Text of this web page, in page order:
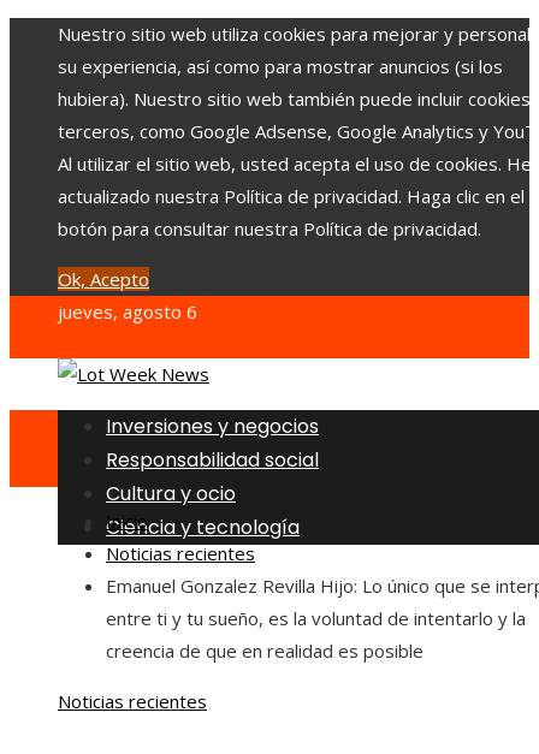
Nuestro sitio web utiliza cookies para mejorar y
su experiencia, así como para mostrar anuncios (si los
hubiera). Nuestro sitio web también puede incluir cookies
terceros, como Google Adsense, Google Analytics y
Al utilizar el sitio web, usted acepta el uso de cookies.
actualizado nuestra Política de privacidad. Haga clic en el
botón para consultar nuestra Política de privacidad.
Ok, Acepto
jueves, agosto 6
Inversiones y negocios
Responsabilidad social
Cultura y ocio
Ciencia y tecnología
Inicio
Noticias recientes
Emanuel Gonzalez Revilla Hijo: Lo único que se
entre ti y tu sueño, es la voluntad de intentarlo y la
creencia de que en realidad es posible
Noticias recientes